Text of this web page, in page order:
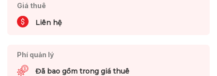
Giá thuê
Liên hệ
Phí quản lý
Đã bao gồm trong giá thuê